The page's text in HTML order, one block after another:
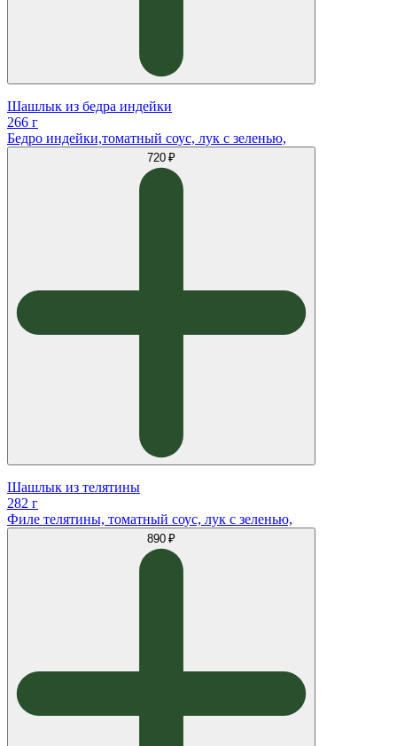
Шашлык из бедра индейки
266 г
Бедро индейки,томатный соус, лук с зеленью,
720 ₽
Шашлык из телятины
282 г
Филе телятины, томатный соус, лук с зеленью,
890 ₽